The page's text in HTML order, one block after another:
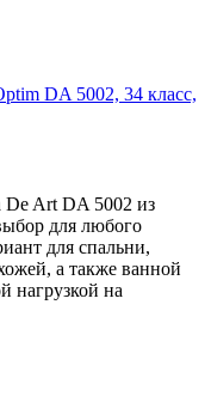
DA 5002, 34 класс,
Art DA 5002 из
для любого
для спальни,
а также ванной
нагрузкой на